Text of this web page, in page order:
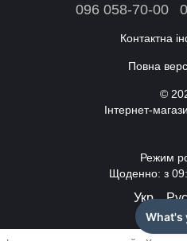
096 058-70-00
Контактна
Повна
©
Інтернет-
Режим
Щоденно: з
Укр Рус